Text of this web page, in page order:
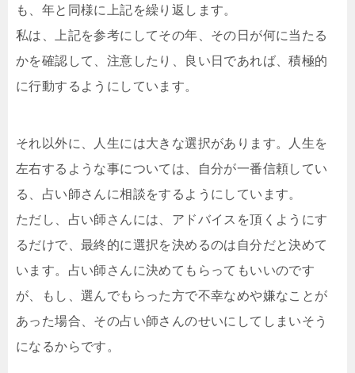
も、年と同様に上記を繰り返します。
私は、上記を参考にしてその年、その日が何に当たる
かを確認して、注意したり、良い日であれば、積極的
に行動するようにしています。
それ以外に、人生には大きな選択があります。人生を
左右するような事については、自分が一番信頼してい
る、占い師さんに相談をするようにしています。
ただし、占い師さんには、アドバイスを頂くようにす
るだけで、最終的に選択を決めるのは自分だと決めて
います。占い師さんに決めてもらってもいいのです
が、もし、選んでもらった方で不幸なめや嫌なことが
あった場合、その占い師さんのせいにしてしまいそう
になるからです。